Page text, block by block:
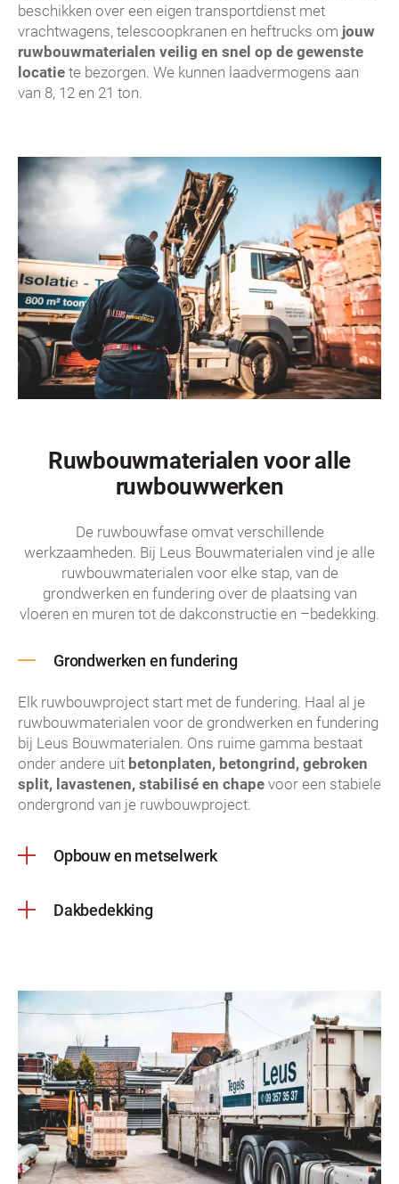
beschikken over een eigen transportdienst met
vrachtwagens, telescoopkranen en heftrucks om jouw
ruwbouwmaterialen veilig en snel op de gewenste
locatie te bezorgen. We kunnen laadvermogens aan
van 8, 12 en 21 ton.
Ruwbouwmaterialen voor alle
ruwbouwwerken
De ruwbouwfase omvat verschillende
werkzaamheden. Bij Leus Bouwmaterialen vind je alle
ruwbouwmaterialen voor elke stap, van de
grondwerken en fundering over de plaatsing van
vloeren en muren tot de dakconstructie en –bedekking.
Grondwerken en fundering
Elk ruwbouwproject start met de fundering. Haal al je
ruwbouwmaterialen voor de grondwerken en fundering
bij Leus Bouwmaterialen. Ons ruime gamma bestaat
onder andere uit betonplaten, betongrind, gebroken
split, lavastenen, stabilisé en chape voor een stabiele
ondergrond van je ruwbouwproject.
Opbouw en metselwerk
Dakbedekking